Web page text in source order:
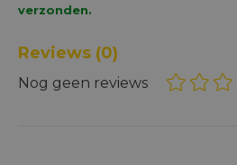
verzonden.
Reviews (0)
Nog geen reviews